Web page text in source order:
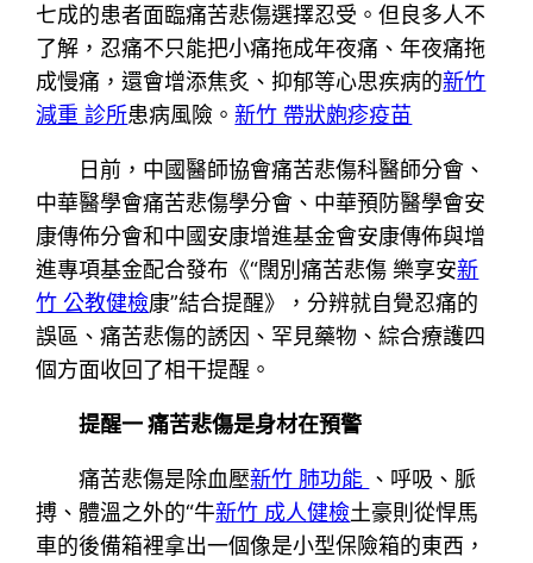
七成的患者面臨痛苦悲傷選擇忍受。但良多人不
了解，忍痛不只能把小痛拖成年夜痛、年夜痛拖
成慢痛，還會增添焦炙、抑郁等心思疾病的新竹
減重 診所患病風險。新竹 帶狀皰疹疫苗
日前，中國醫師協會痛苦悲傷科醫師分會、
中華醫學會痛苦悲傷學分會、中華預防醫學會安
康傳佈分會和中國安康增進基金會安康傳佈與增
進專項基金配合發布《“闊別痛苦悲傷 樂享安新
竹 公教健檢康”結合提醒》，分辨就自覺忍痛的
誤區、痛苦悲傷的誘因、罕見藥物、綜合療護四
個方面收回了相干提醒。
提醒一 痛苦悲傷是身材在預警
痛苦悲傷是除血壓新竹 肺功能 、呼吸、脈
搏、體溫之外的“牛新竹 成人健檢土豪則從悍馬
車的後備箱裡拿出一個像是小型保險箱的東西，